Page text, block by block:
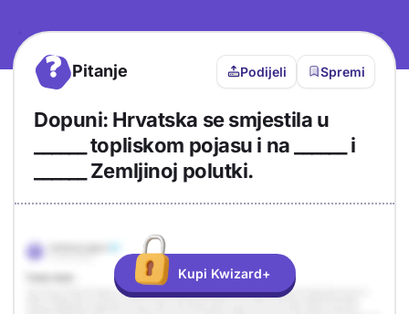
? Pitanje Podijeli Spremi
Dopuni: Hrvatska se smjestila u
______ topliskom pojasu i na ______ i
______ Zemljinoj polutki.
Odgovor
Objašnjenje
Kupi Kwizard+